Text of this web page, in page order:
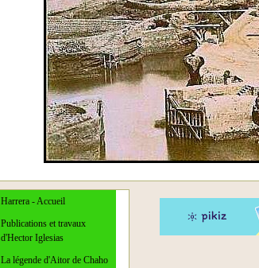
Harrera - Accueil
Publications et travaux
d'Hector Iglesias
La légende d'Aitor de Chaho